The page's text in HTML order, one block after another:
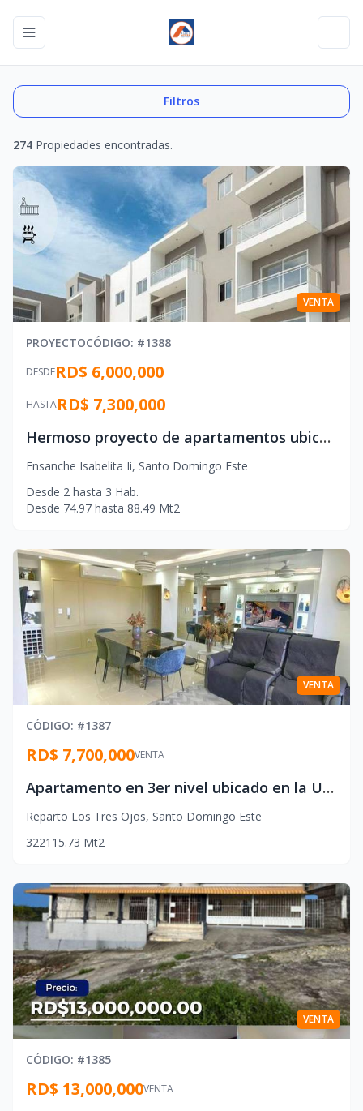
Toggle navigation menu
Filtros
274 Propiedades encontradas.
VENTA
PROYECTOCÓDIGO: #1388
DESDERD$ 6,000,000
HASTARD$ 7,300,000
Hermoso proyecto de apartamentos ubicado en el Ensanche Isabelita, Santo Domingo Este.
Ensanche Isabelita Ii, Santo Domingo Este
Desde 2 hasta 3 Hab.
Desde 74.97 hasta 88.49 Mt2
VENTA
CÓDIGO: #1387
VENTA
RD$ 7,700,000
Apartamento en 3er nivel ubicado en la Urbanización Reparto Los 3 Ojos, a pocos metros de City Center Mall by Lady Lee Santo Domingo Este.
Reparto Los Tres Ojos, Santo Domingo Este
322115.73 Mt2
VENTA
CÓDIGO: #1385
VENTA
RD$ 13,000,000